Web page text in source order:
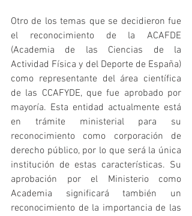
Otro de los temas que se decidieron fue
el reconocimiento de la ACAFDE
(Academia de las Ciencias de la
Actividad Física y del Deporte de España)
como representante del área científica
de las CCAFYDE, que fue aprobado por
mayoría. Esta entidad actualmente está
en trámite ministerial para su
reconocimiento como corporación de
derecho público, por lo que será la única
institución de estas características. Su
aprobación por el Ministerio como
Academia significará también un
reconocimiento de la importancia de las